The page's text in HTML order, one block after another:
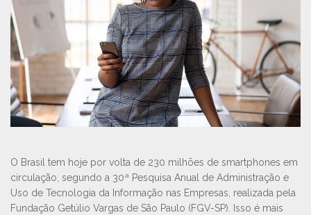
O Brasil tem hoje por volta de 230 milhões de smartphones em
circulação, segundo a 30ª Pesquisa Anual de Administração e
Uso de Tecnologia da Informação nas Empresas, realizada pela
Fundação Getúlio Vargas de São Paulo (FGV-SP). Isso é mais